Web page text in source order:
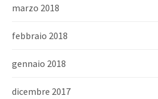
marzo 2018
febbraio 2018
gennaio 2018
dicembre 2017